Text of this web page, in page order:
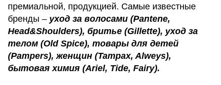
премиальной, продукцией. Самые известные
бренды – уход за волосами (Pantene,
Head&Shoulders), бритье (Gillette), уход за
телом (Old Spice), товары для детей
(Pampers), женщин (Tampax, Alweys),
бытовая химия (Ariel, Tide, Fairy).